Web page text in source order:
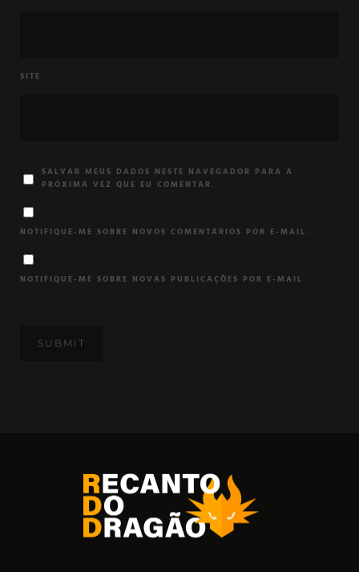
SITE
SALVAR MEUS DADOS NESTE NAVEGADOR PARA A
PRÓXIMA VEZ QUE EU COMENTAR.
NOTIFIQUE-ME SOBRE NOVOS COMENTÁRIOS POR E-MAIL.
NOTIFIQUE-ME SOBRE NOVAS PUBLICAÇÕES POR E-MAIL.